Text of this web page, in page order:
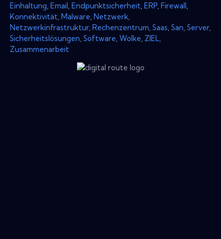
Einhaltung Email Endpunktsicherheit ERP Firewall
Konnektivität Malware Netzwerk
Netzwerkinfrastruktur, Rechenzentrum Saas San Server,
Sicherheitslösungen Software Wolke ZIEL
Zusammenarbeit